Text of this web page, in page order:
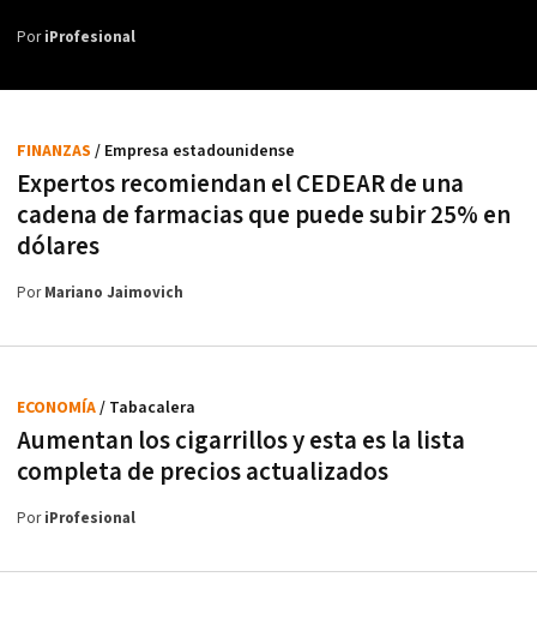
PoriProfesional
Expertos recomiendan el CEDEAR de una
cadena de farmacias que puede subir 25% en
dólares
FINANZAS / Empresa estadounidense
PorMariano Jaimovich
Aumentan los cigarrillos y esta es la lista
completa de precios actualizados
ECONOMÍA/ Tabacalera
PoriProfesional